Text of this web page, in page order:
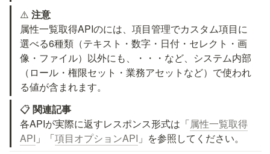
⚠️ 注意
属性一覧取得APIのには、項目管理でカスタム項目に
選べる6種類（テキスト・数字・日付・セレクト・画
像・ファイル）以外にも、
・ ・ ・ など、システム内部
（ロール・権限セット・業務アセットなど）で使われ
る値が含まれます。
📋 関連記事
各APIが実際に返すレスポンス形式は「属性一覧取得
API 」「項目オプションAPI 」を参照してください。